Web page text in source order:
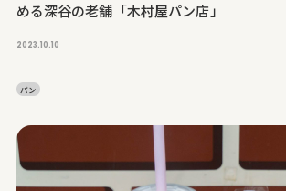
める深谷の老舗「木村屋パン店」
2023.10.10
パン